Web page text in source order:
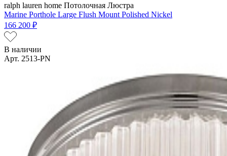
ralph lauren home Потолочная Люстра
Marine Porthole Large Flush Mount Polished Nickel
166 200 ₽
В наличии
Арт. 2513-PN